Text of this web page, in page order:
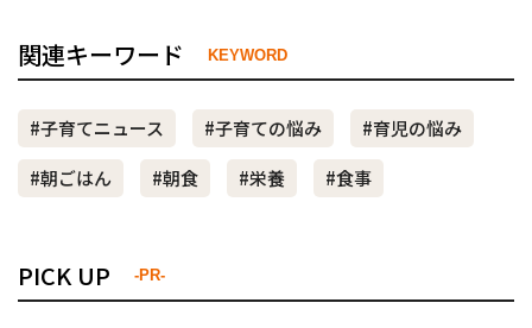
関連キーワード KEYWORD
#子育てニュース #子育ての悩み
#育児の悩み
#朝ごはん
#朝食 #栄養 #食事
PICK UP -PR-